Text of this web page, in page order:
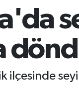
ilçesinde